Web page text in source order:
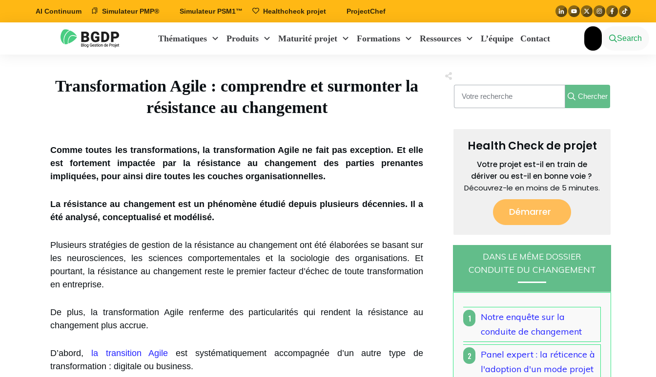
AI Continuum Simulateur PMP® Simulateur PSM1™ Healthcheck projet ProjectChef
Thématiques Produits Maturité projet Formations Ressources L’équipe Contact Search
Transformation Agile : comprendre et surmonter la
résistance au changement
Comme toutes les transformations, la transformation Agile ne fait pas exception. Et elle
est fortement impactée par la résistance au changement des parties prenantes
impliquées, pour ainsi dire toutes les couches organisationnelles.
La résistance au changement est un phénomène étudié depuis plusieurs décennies. Il a
été analysé, conceptualisé et modélisé.
Plusieurs stratégies de gestion de la résistance au changement ont été élaborées se basant sur
les neurosciences, les sciences comportementales et la sociologie des organisations. Et
pourtant, la résistance au changement reste le premier facteur d’échec de toute transformation
en entreprise.
De plus, la transformation Agile renferme des particularités qui rendent la résistance au
changement plus accrue.
D’abord, la transition Agile est systématiquement accompagnée d’un autre type de
transformation : digitale ou business.
Chercher
Health Check de projet
Votre projet est-il en train de
dériver ou est-il en bonne voie ?
Découvrez-le en moins de 5 minutes.
Démarrer
DANS LE MÊME DOSSIER
CONDUITE DU CHANGEMENT
1
Notre enquête sur la
conduite de changement
2
Panel expert : la réticence à
l'adoption d'un mode projet